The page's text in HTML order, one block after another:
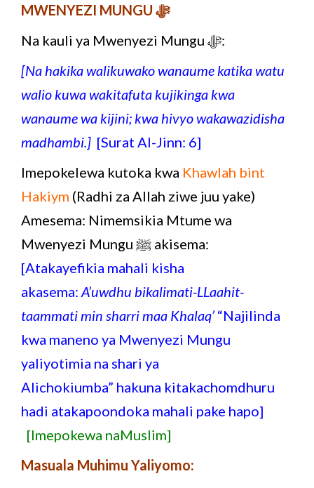
MWENYEZI MUNGU ﷻ
Na kauli ya Mwenyezi Mungu ﷻ:
[Na hakika walikuwako wanaume katika watu
walio kuwa wakitafuta kujikinga kwa
wanaume wa kijini; kwa hivyo wakawazidisha
madhambi.] [Surat Al-Jinn: 6]
Imepokelewa kutoka kwa Khawlah bint
Hakiym (Radhi za Allah ziwe juu yake)
Amesema: Nimemsikia Mtume wa
Mwenyezi Mungu ﷺ akisema:
[Atakayefikia mahali kisha
akasema: A’uwdhu bikalimati-LLaahit-
taammati min sharri maa Khalaq’ “Najilinda
kwa maneno ya Mwenyezi Mungu
yaliyotimia na shari ya
Alichokiumba” hakuna kitakachomdhuru
hadi atakapoondoka mahali pake hapo]
[Imepokewa naMuslim]
Masuala Muhimu Yaliyomo: